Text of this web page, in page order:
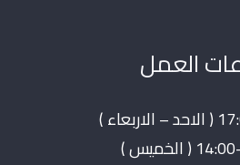
العمل